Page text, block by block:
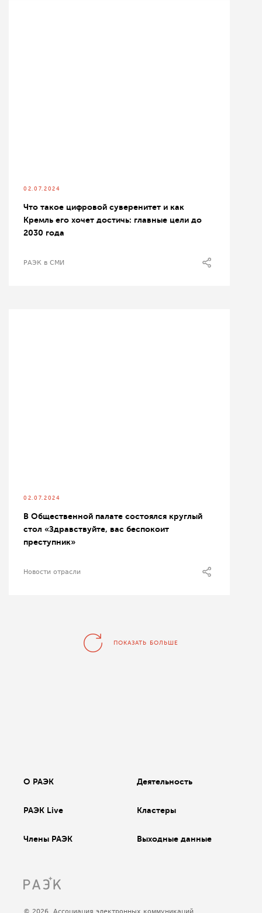
02.07.2024
Что такое цифровой суверенитет и как
Кремль его хочет достичь: главные цели до
2030 года
РАЭК в СМИ
02.07.2024
В Общественной палате состоялся круглый
стол «Здравствуйте, вас беспокоит
преступник»
Новости отрасли
ПОКАЗАТЬ БОЛЬШЕ
О РАЭК Деятельность
РАЭК Live Кластеры
Члены РАЭК Выходные данные